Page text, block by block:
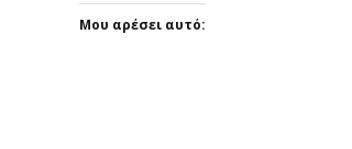
Μου αρέσει αυτό: